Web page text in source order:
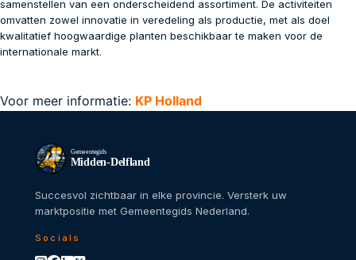
samenstellen van een onderscheidend assortiment. De activiteiten
omvatten zowel innovatie in veredeling als productie, met als doel
kwalitatief hoogwaardige planten beschikbaar te maken voor de
internationale markt.
Voor meer informatie: KP Holland
Gemeentegids
Midden-Delfland
Succesvol zichtbaar in elke provincie. Versterk uw
marktpositie met Gemeentegids Nederland.
Socials